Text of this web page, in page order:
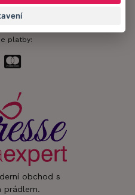
obchod s
prádlem.
platby: